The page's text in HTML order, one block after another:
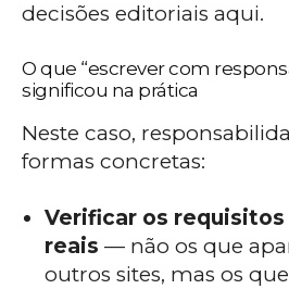
decisões editoriais aqui.
O que “escrever com
significou na prática
Neste caso,
formas concretas:
Verificar os requisitos
reais — não os que
outros sites, mas os